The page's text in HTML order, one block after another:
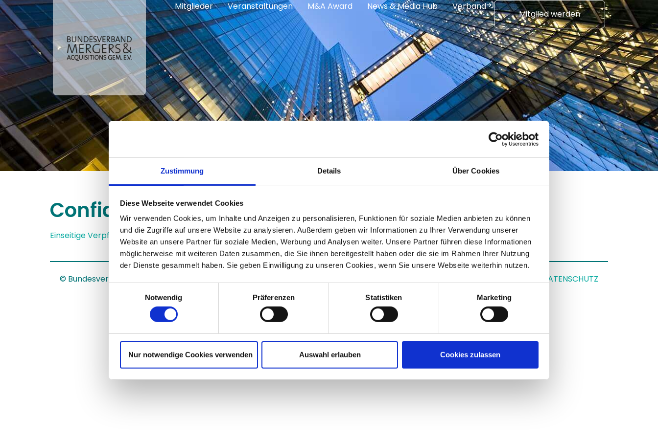
Zustimmung Details Über Cookies
Diese Webseite verwendet Cookies
Wir verwenden Cookies, um Inhalte und Anzeigen zu personalisieren, Funktionen für soziale Medien anbieten zu können
und die Zugriffe auf unsere Website zu analysieren. Außerdem geben wir Informationen zu Ihrer Verwendung unserer
Website an unsere Partner für soziale Medien, Werbung und Analysen weiter. Unsere Partner führen diese Informationen
möglicherweise mit weiteren Daten zusammen, die Sie ihnen bereitgestellt haben oder die sie im Rahmen Ihrer Nutzung
der Dienste gesammelt haben. Sie geben Einwilligung zu unseren Cookies, wenn Sie unsere Webseite weiterhin nutzen.
Notwendig
Präferenzen Statistiken Marketing
Nur notwendige Cookies verwenden Auswahl erlauben Cookies zulassen
Mitglieder Veranstaltungen M&A Award News & Media Hub Verband
Mitglied werden
Confidential Undertaking
Einseitige Verpflichtung einer Vertragspartei, Informationen, die sie von der anderen Partei erhält, vertraulich zu behandeln.
© Bundesverband Mergers & Acquisitions gem. e.V. (BMA) © 2026 DATENSCHUTZ